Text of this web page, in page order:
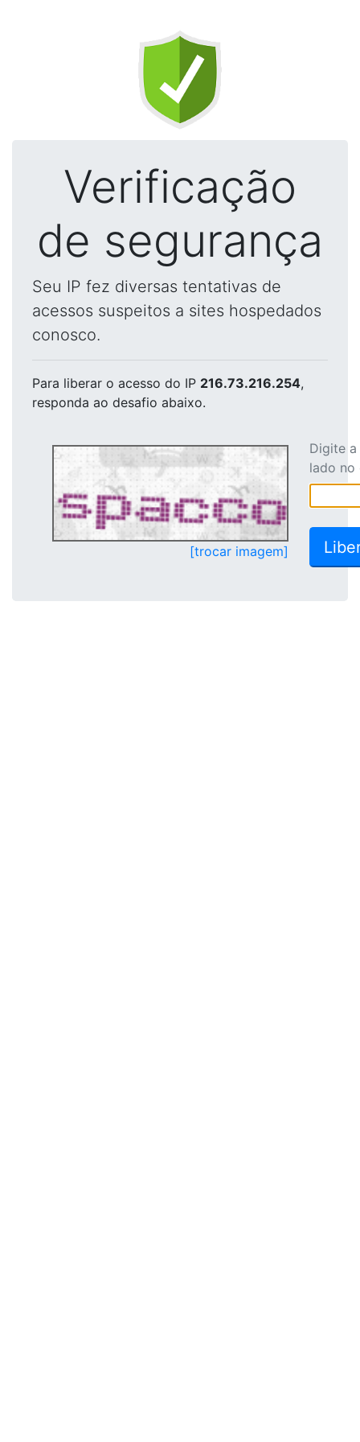
Verificação
de segurança
Seu IP fez diversas tentativas de
acessos suspeitos a sites hospedados
conosco.
Para liberar o acesso do IP 216.73.216.254,
responda ao desafio abaixo.
[trocar imagem]
Digite
lado no